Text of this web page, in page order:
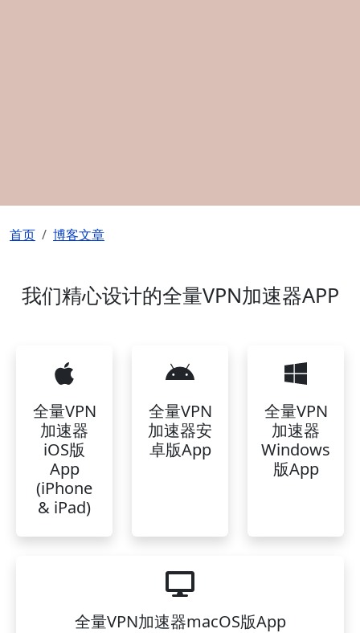
面包屑
首页 博客文章
我们精心设计的全量VPN加速器APP
全量VPN
加速器
iOS版
App
(iPhone
& iPad)
全量VPN
加速器安
卓版App
全量VPN
加速器
Windows
版App
全量VPN加速器macOS版App